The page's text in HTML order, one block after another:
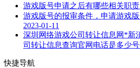
游戏版号申请之后有哪些相关职责
游戏版号的报审条件，申请游戏
2023-01-11
深圳网络游戏公司转让信息网*新
司转让信息查询官网电话是多少
快捷导航